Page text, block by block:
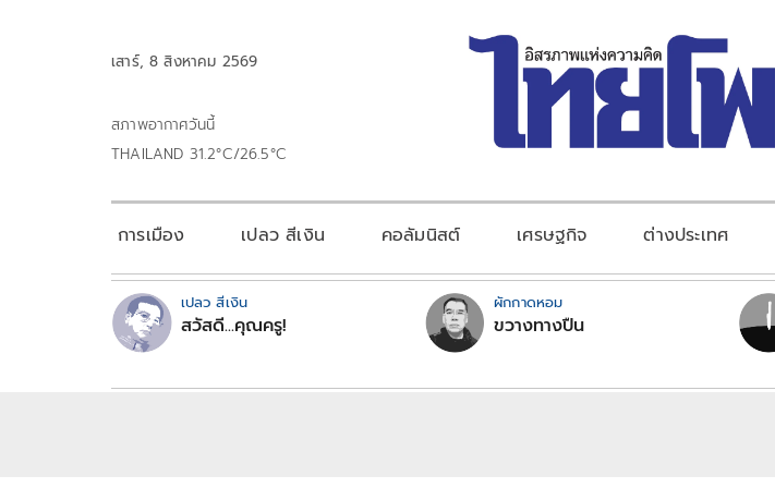
เสาร์, 8 สิงหาคม 2569
สภาพอากาศวันนี้
THAILAND 31.2°C/26.5°C
การเมือง เปลว สีเงิน คอลัมนิสต์ เศรษฐกิจ ต่างประเทศ
เปลว สีเงิน
สวัสดี...คุณครู!
ผักกาดหอม
ขวางทางปืน